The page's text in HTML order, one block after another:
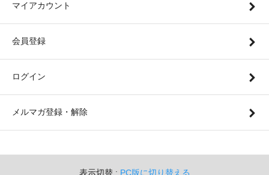
マイアカウント
会員登録
ログイン
メルマガ登録・解除
表示切替 : PC版に切り替える